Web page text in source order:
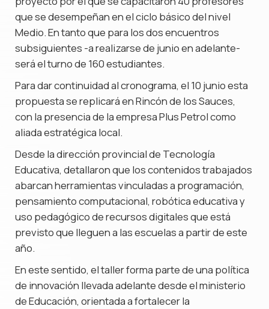
que se desempeñan en el ciclo básico del nivel
Medio. En tanto que para los dos encuentros
subsiguientes -a realizarse de junio en adelante-
será el turno de 160 estudiantes.
Para dar continuidad al cronograma, el 10 junio esta
propuesta se replicará en Rincón de los Sauces,
con la presencia de la empresa Plus Petrol como
aliada estratégica local.
Desde la dirección provincial de Tecnología
Educativa, detallaron que los contenidos trabajados
abarcan herramientas vinculadas a programación,
pensamiento computacional, robótica educativa y
uso pedagógico de recursos digitales que está
previsto que lleguen a las escuelas a partir de este
año.
En este sentido, el taller forma parte de una política
de innovación llevada adelante desde el ministerio
de Educación, orientada a fortalecer la